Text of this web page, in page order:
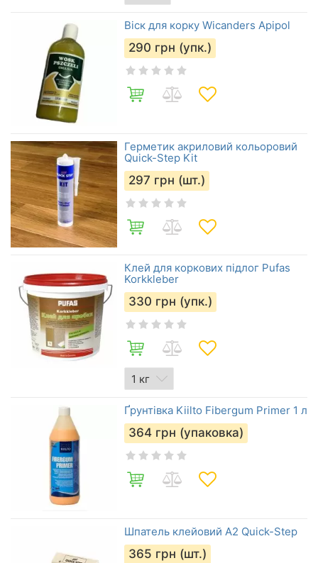
Віск для корку Wicanders Apipol
290 грн (упк.)
Герметик акриловий кольоровий
Quick-Step Kit
297 грн (шт.)
Клей для коркових підлог Pufas
Korkkleber
330 грн (упк.)
Ґрунтівка Kiilto Fibergum Primer 1 л
364 грн (упаковка)
Шпатель клейовий А2 Quick-Step
365 грн (шт.)